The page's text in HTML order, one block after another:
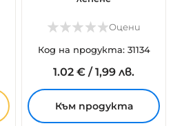
Оцени
Код на продукта: 31134
1.02 € /1,99 лв.
Към продукта